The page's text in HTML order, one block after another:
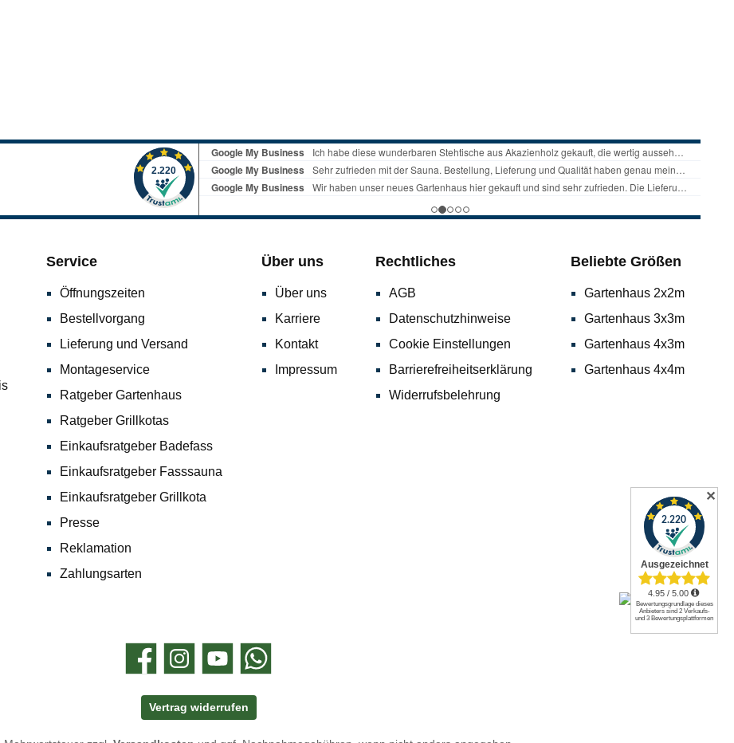
Service
Öffnungszeiten
Bestellvorgang
Lieferung und Versand
Montageservice
Ratgeber Gartenhaus
Ratgeber Grillkotas
Einkaufsratgeber Badefass
Einkaufsratgeber Fasssauna
Einkaufsratgeber Grillkota
Presse
Reklamation
Zahlungsarten
Über uns
Über uns
Karriere
Kontakt
Impressum
Rechtliches
AGB
Datenschutzhinweise
Cookie Einstellungen
Barrierefreiheitserklärung
Widerrufsbelehrung
Beliebte Größen
Gartenhaus 2x2m
Gartenhaus 3x3m
Gartenhaus 4x3m
Gartenhaus 4x4m
FacebookInstagramYouTube WhatsApp
Vertrag widerrufen
✕